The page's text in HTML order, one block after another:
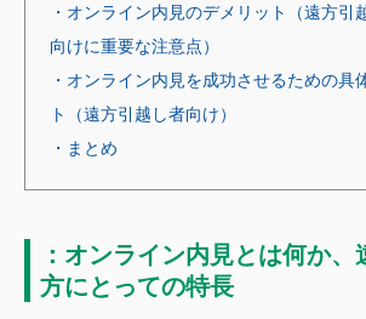
・オンライン内見のデメリット（遠方引
向けに重要な注意点）
・オンライン内見を成功させるための具
ト（遠方引越し者向け）
・まとめ
：オンライン内見とは何か、
方にとっての特長